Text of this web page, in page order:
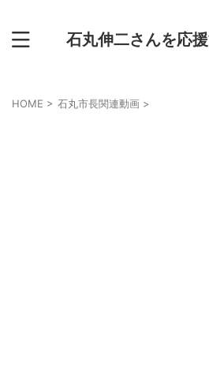
石丸伸二さんを応
HOME > 石丸市長関連動画 >